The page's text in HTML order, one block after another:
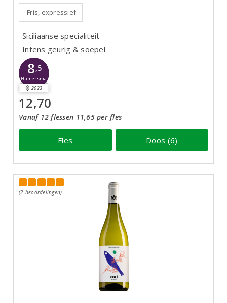
Fris, expressief
Siciliaanse specialiteit
Intens geurig & soepel
8,5
Hamersma
2023
12,70
Vanaf 12 flessen 11,65 per fles
Fles Doos (6)
(2 beoordelingen)